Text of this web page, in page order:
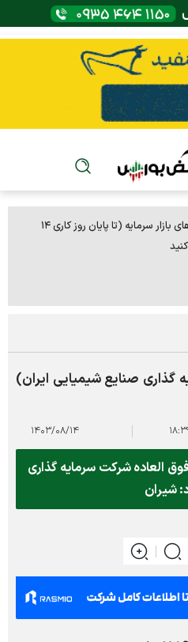
🔴 اکسل جامع داده‌های بازار سرمایه (تا پایان روز کاری ۱۴
صنایع شیمیایی ایران)
۱۴۰۳/۰۸/۱۴
العاده شرکت سرمایه گذاری
شیران